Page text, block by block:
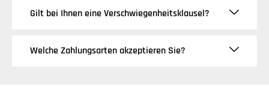
Gilt bei Ihnen eine Verschwiegenheitsklausel?
Welche Zahlungsarten akzeptieren Sie?